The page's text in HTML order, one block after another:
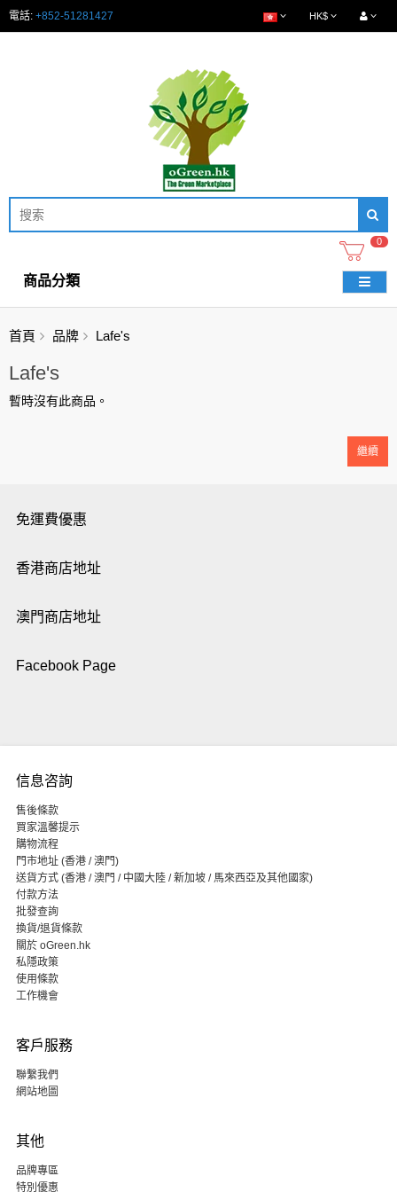
電話: +852-51281427 HK$
0
商品分類
首頁 品牌 Lafe's
Lafe's
暫時沒有此商品。
繼續
免運費優惠
香港商店地址
澳門商店地址
Facebook Page
信息咨詢
售後條款
買家溫馨提示
購物流程
門市地址 (香港 / 澳門)
送貨方式 (香港 / 澳門 / 中國大陸 / 新加坡 / 馬來西亞及其他國家)
付款方法
批發查詢
換貨/退貨條款
關於 oGreen.hk
私隱政策
使用條款
工作機會
客戶服務
聯繫我們
網站地圖
其他
品牌專區
特別優惠